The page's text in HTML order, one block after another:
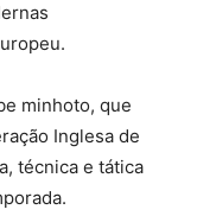
minhoto, que
Inglesa de
técnica e tática